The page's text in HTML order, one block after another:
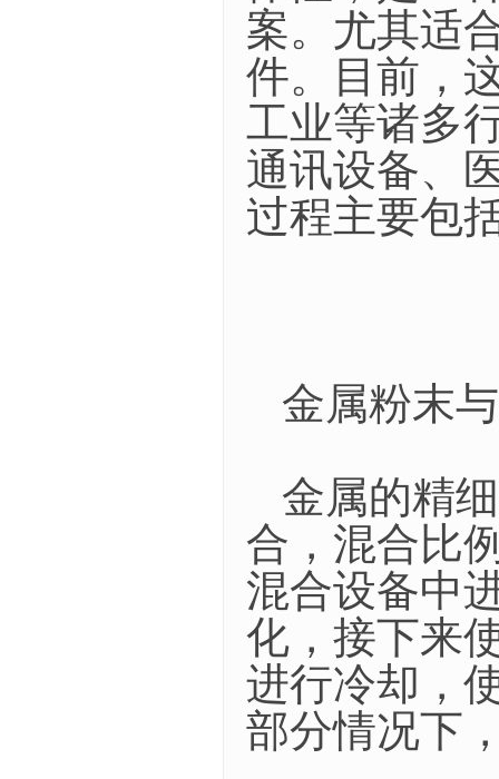
案。尤其适
件。目前，
工业等诸多
通讯设备、
过程主要包
金属粉末
金属的精
合，混合比
混合设备中
化，接下来
进行冷却，
部分情况下